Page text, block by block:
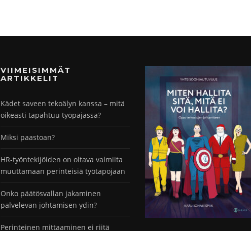
VIIMEISIMMÄT
ARTIKKELIT
Kädet saveen tekoälyn kanssa – mitä
oikeasti tapahtuu työpajassa?
Miksi paastoan?
HR-työntekijöiden on oltava valmiita
muuttamaan perinteisiä työtapojaan
Onko päätösvallan jakaminen
palvelevan johtamisen ydin?
Perinteinen mittaaminen ei riitä